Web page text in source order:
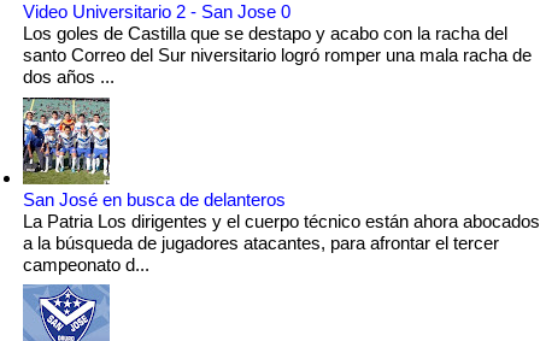
Video Universitario 2 - San Jose 0
Los goles de Castilla que se destapo y acabo con la racha del
santo Correo del Sur niversitario logró romper una mala racha de
dos años ...
San José en busca de delanteros
La Patria Los dirigentes y el cuerpo técnico están ahora abocados
a la búsqueda de jugadores atacantes, para afrontar el tercer
campeonato d...